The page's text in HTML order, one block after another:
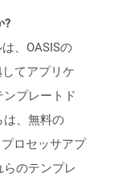
?
、OASISの
てアプリケ
プレートド
は、無料の
ロセッサアプ
のテンプレ